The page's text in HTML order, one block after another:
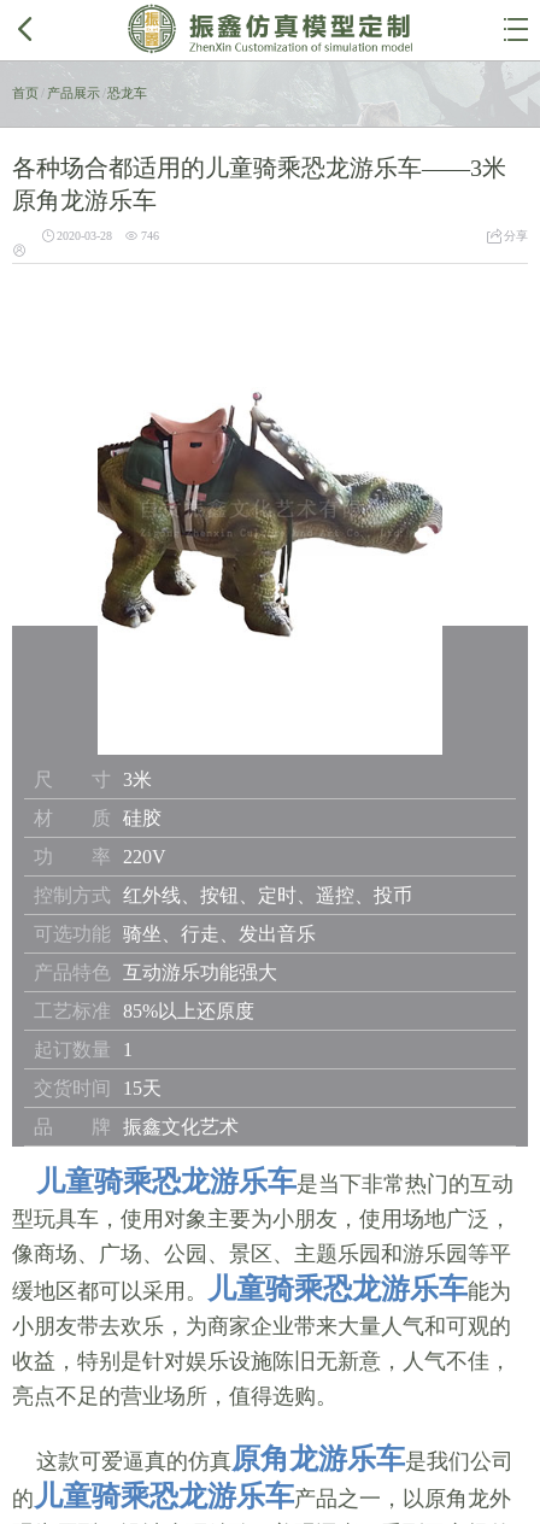
 
首页 产品展示/恐龙车
各种场合都适用的儿童骑乘恐龙游乐车——3米
原角龙游乐车

 2020-03-28  746 分享
尺 寸
3米
材 质
硅胶
功 率
220V
控制方式
红外线、按钮、定时、遥控、投币
可选功能
骑坐、行走、发出音乐
产品特色
互动游乐功能强大
工艺标准
85%以上还原度
起订数量
1
交货时间
15天
品 牌
振鑫文化艺术
儿童骑乘恐龙游乐车是当下非常热门的互动
型玩具车，使用对象主要为小朋友，使用场地广泛，
像商场、广场、公园、景区、主题乐园和游乐园等平
缓地区都可以采用。
儿童骑乘恐龙游乐车能为
小朋友带去欢乐，为商家企业带来大量人气和可观的
收益，特别是针对娱乐设施陈旧无新意，人气不佳，
亮点不足的营业场所，值得选购。
这款可爱逼真的仿真原角龙游乐车是我们公司
的 儿童骑乘恐龙游乐车产品之一，以原角龙外